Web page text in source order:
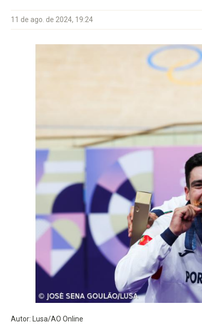
11 de ago. de 2024, 19:24
Autor: Lusa/AO Online